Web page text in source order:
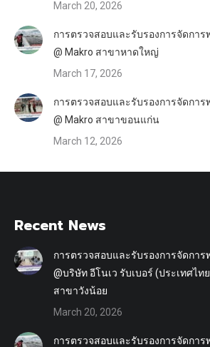
March 20, 2026
การตรวจสอบและรับรองการจัดการ
@ Makro สาขาหาดใหญ่
March 17, 2026
การตรวจสอบและรับรองการจัดการ
@ Makro สาขาขอนแก่น
March 12, 2026
Recent News
การตรวจสอบและรับรองการจัดการ
@บริษัท อีโนเว รับเบอร์ (ประเทศไ
สาขาวังน้อย
March 20, 2026
การตรวจสอบและรับรองการจัดการ